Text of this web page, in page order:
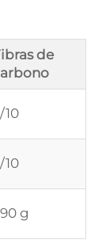
de
10
10
g